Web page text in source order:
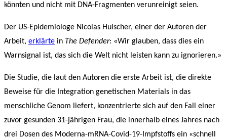
könnten und nicht mit DNA-Fragmenten verunreinigt seien.
Der US-Epidemiologe Nicolas Hulscher, einer der Autoren der
Arbeit, erklärte in The Defender: «Wir glauben, dass dies ein
Warnsignal ist, das sich die Welt nicht leisten kann zu ignorieren.»
Die Studie, die laut den Autoren die erste Arbeit ist, die direkte
Beweise für die Integration genetischen Materials in das
menschliche Genom liefert, konzentrierte sich auf den Fall einer
zuvor gesunden 31-jährigen Frau, die innerhalb eines Jahres nach
drei Dosen des Moderna-mRNA-Covid-19-Impfstoffs ein «schnell